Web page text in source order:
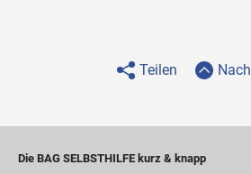
Teilen
Die BAG SELBSTHILFE kurz & knapp